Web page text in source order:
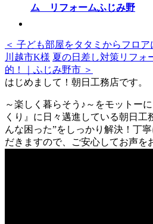
＜ 子ども部屋をタタミからフロア
川越市K様 夏の日差し対策リフォ
的！｜ふじみ野市 ＞
はじめまして！朝日工務店です。
～楽しく暮らそう♪～をモットー
くり』に日々邁進している朝日工
んな困った”をしっかり解決！丁
だきますので、ご安心してお声を